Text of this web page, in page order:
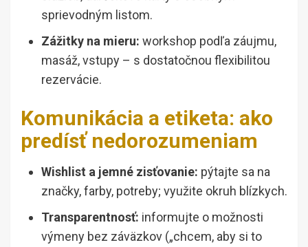
sprievodným listom.
Zážitky na mieru: workshop podľa záujmu,
masáž, vstupy – s dostatočnou flexibilitou
rezervácie.
Komunikácia a etiketa: ako
predísť nedorozumeniam
Wishlist a jemné zisťovanie: pýtajte sa na
značky, farby, potreby; využite okruh blízkych.
Transparentnosť: informujte o možnosti
výmeny bez záväzkov („chcem, aby si to